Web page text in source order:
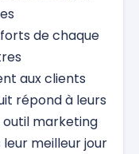
de chaque
aux clients
répond à leurs
outil marketing
meilleur jour